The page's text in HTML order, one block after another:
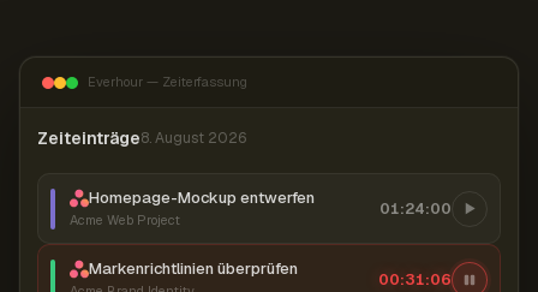
Everhour — Zeiterfassung
Zeiteinträge8. August 2026
Homepage-Mockup entwerfen
Acme Web Project
01:24:00
Markenrichtlinien überprüfen 00:31:07